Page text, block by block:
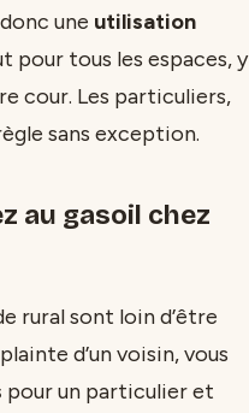
une utilisation
tous les espaces, y
cour. Les particuliers,
sans exception.
au gasoil chez
rural sont loin d’être
d’un voisin, vous
pour un particulier et